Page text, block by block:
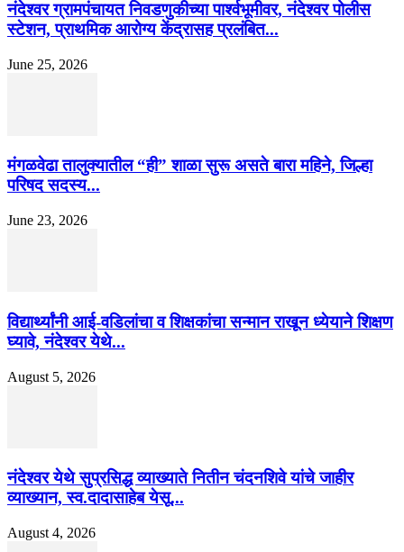
नंदेश्वर ग्रामपंचायत निवडणुकीच्या पार्श्वभूमीवर, नंदेश्वर पोलीस
स्टेशन, प्राथमिक आरोग्य केंद्रासह प्रलंबित...
June 25, 2026
मंगळवेढा तालुक्यातील “ही” शाळा सुरू असते बारा महिने, जिल्हा
परिषद सदस्य...
June 23, 2026
विद्यार्थ्यांनी आई-वडिलांचा व शिक्षकांचा सन्मान राखून ध्येयाने शिक्षण
घ्यावे, नंदेश्वर येथे...
August 5, 2026
नंदेश्वर येथे सुप्रसिद्ध व्याख्याते नितीन चंदनशिवे यांचे जाहीर
व्याख्यान, स्व.दादासाहेब येसू...
August 4, 2026